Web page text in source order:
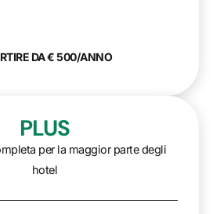
DA € 500/ANNO
PLUS
per la maggior parte degli
hotel